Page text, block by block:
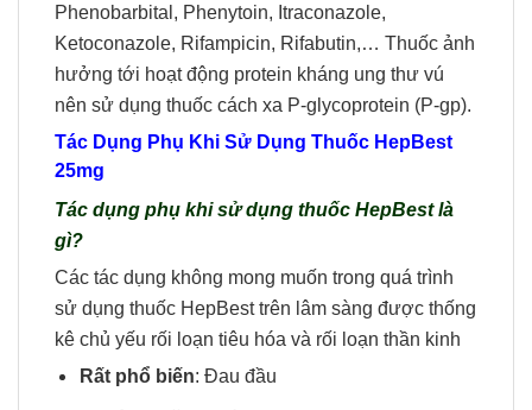
Phenobarbital, Phenytoin, Itraconazole,
Ketoconazole, Rifampicin, Rifabutin,… Thuốc ảnh
hưởng tới hoạt động protein kháng ung thư vú
nên sử dụng thuốc cách xa P-glycoprotein (P-gp).
Tác Dụng Phụ Khi Sử Dụng Thuốc HepBest
25mg
Tác dụng phụ khi sử dụng thuốc HepBest là
gì?
Các tác dụng không mong muốn trong quá trình
sử dụng thuốc HepBest trên lâm sàng được thống
kê chủ yếu rối loạn tiêu hóa và rối loạn thần kinh
Rất phổ biến: Đau đầu